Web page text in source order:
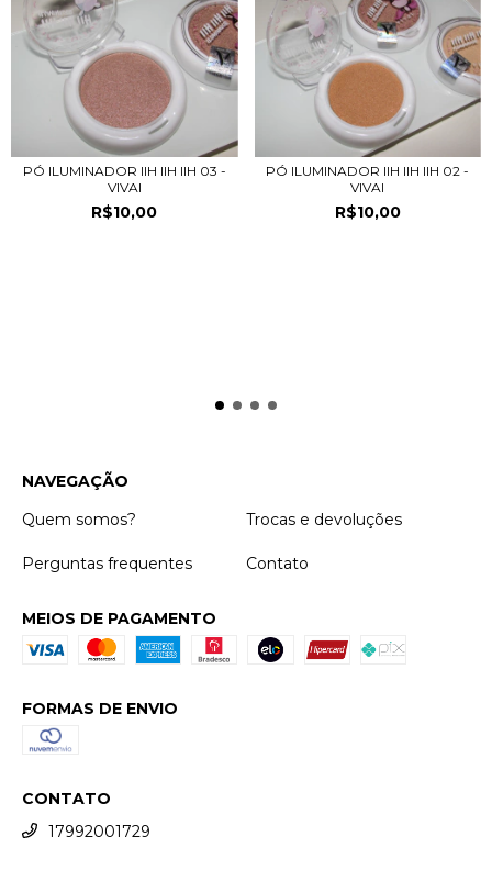
PÓ ILUMINADOR IIH IIH IIH 03 -
VIVAI
R$10,00
PÓ ILUMINADOR IIH IIH IIH 02 -
VIVAI
R$10,00
NAVEGAÇÃO
Quem somos?
Trocas e devoluções
Perguntas frequentes Contato
MEIOS DE PAGAMENTO
FORMAS DE ENVIO
CONTATO
17992001729